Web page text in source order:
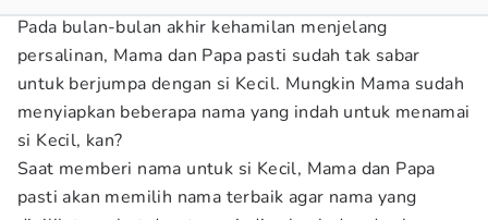
Pada bulan-bulan akhir kehamilan menjelang
persalinan, Mama dan Papa pasti sudah tak sabar
untuk berjumpa dengan si Kecil. Mungkin Mama sudah
menyiapkan beberapa nama yang indah untuk menamai
si Kecil, kan?
Saat memberi nama untuk si Kecil, Mama dan Papa
pasti akan memilih nama terbaik agar nama yang